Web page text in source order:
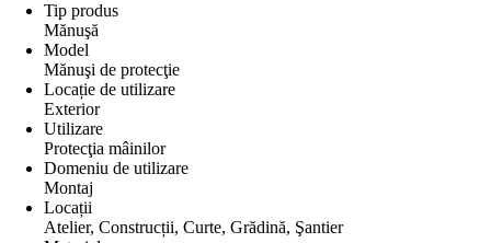
Tip produs
Mănuşă
Model
Mănuşi de protecţie
Locație de utilizare
Exterior
Utilizare
Protecţia mâinilor
Domeniu de utilizare
Montaj
Locații
Atelier, Construcții, Curte, Grădină, Şantier